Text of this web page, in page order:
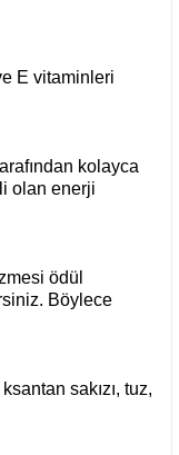
E vitaminleri
kolayca
olan enerji
ödül
Böylece
sakızı, tuz,